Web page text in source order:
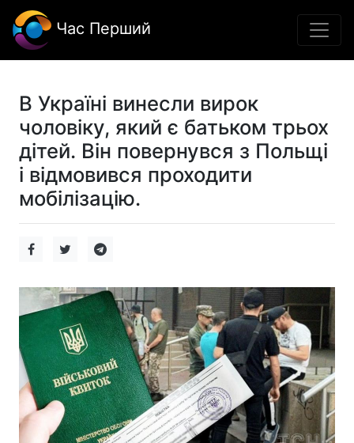
Час Перший
В Україні винесли вирок
чоловіку, який є батьком трьох
дітей. Він повернувся з Польщі
і відмовився проходити
мобілізацію.